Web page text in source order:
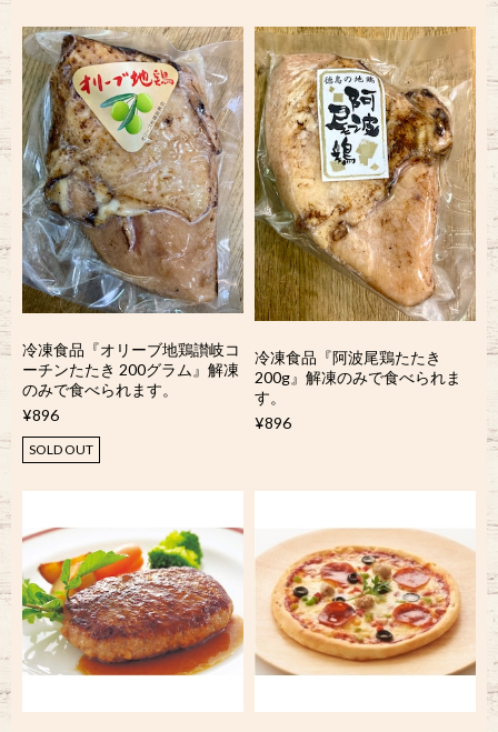
冷凍食品『オリーブ地鶏讃岐コ
ーチンたたき 200グラム』解凍
のみで食べられます。
¥896
SOLD OUT
冷凍食品『阿波尾鶏たたき
200g』解凍のみで食べられま
す。
¥896